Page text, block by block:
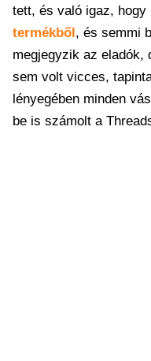
tett, és való igaz, hogy
termékből, és semmi
megjegyzik az eladók,
sem volt vicces,
lényegében minden
be is számolt a